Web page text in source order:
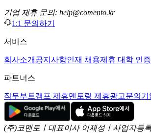
기업 제휴 문의: help@comento.kr
1:1 문의하기
서비스
회사소개 공지사항인재 채용제휴 대학 인증
파트너스
직무부트캠프 제휴멘토링 제휴광고문의 기
(주)코멘토ㅣ대표이사 이재성ㅣ사업자등